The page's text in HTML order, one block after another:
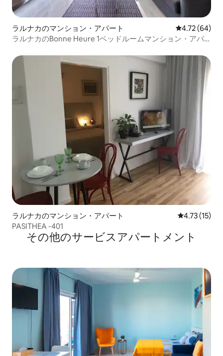
ラルナカのマンション・アパート レビュー64
4.72 (64)
ラルナカのBonne Heure 1ベッドルームマンション・アパ
ラルナカのマンション・アパート レビュー15
4.73 (15)
PASITHEA -401
その他のサービスアパートメント